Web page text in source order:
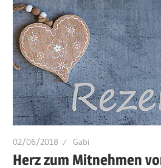
02/06/2018 Gabi
Herz zum Mitnehmen